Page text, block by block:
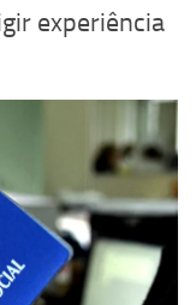
experiência